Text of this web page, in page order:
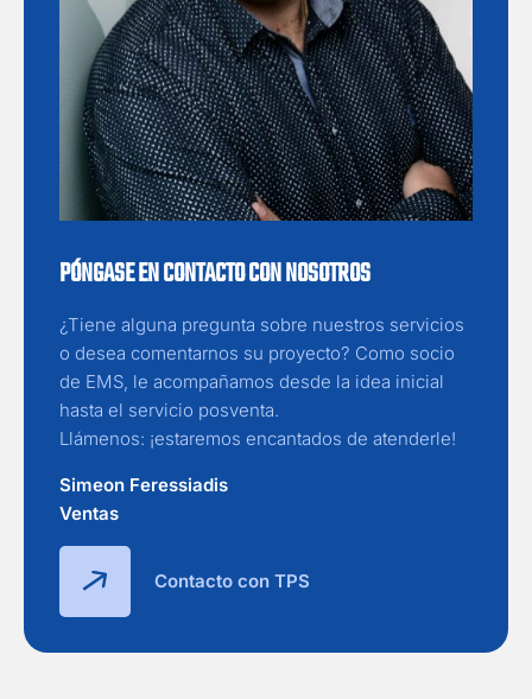
PÓNGASE EN CONTACTO CON NOSOTROS
¿Tiene alguna pregunta sobre nuestros servicios
o desea comentarnos su proyecto? Como socio
de EMS, le acompañamos desde la idea inicial
hasta el servicio posventa.
Llámenos: ¡estaremos encantados de atenderle!
Simeon Feressiadis
Ventas
Contacto con TPS